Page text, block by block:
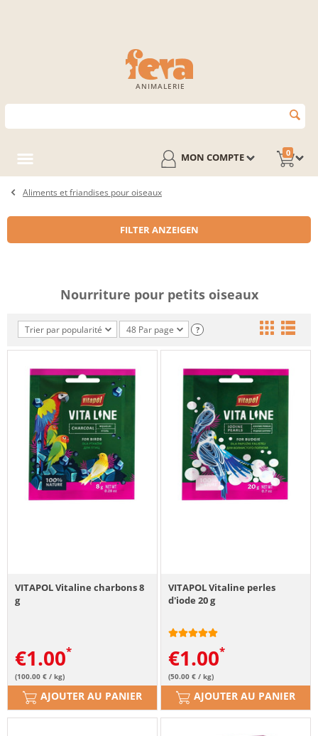
ANIMALERIE
0
MON COMPTE
Aliments et friandises pour oiseaux
FILTER ANZEIGEN
Nourriture pour petits oiseaux
Trier par popularité 48 Par page ?
VITAPOL Vitaline charbons 8
g
€1.00
(100.00 € / kg)
AJOUTER AU PANIER
VITAPOL Vitaline perles
d'iode 20 g
€1.00
(50.00 € / kg)
AJOUTER AU PANIER